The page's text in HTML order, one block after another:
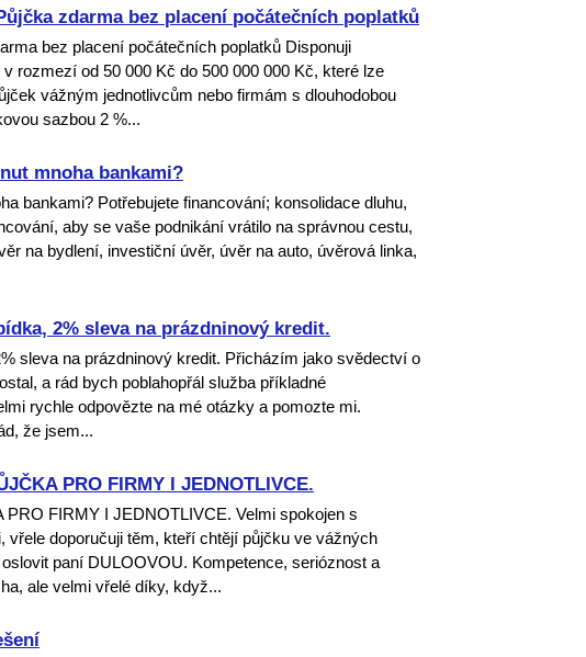
zdarma bez placení počátečních poplatků
bez placení počátečních poplatků Disponuji
rozmezí od 50 000 Kč do 500 000 000 Kč, které lze
vážným jednotlivcům nebo firmám s dlouhodobou
sazbou 2 %...
mnoha bankami?
bankami? Potřebujete financování; konsolidace dluhu,
aby se vaše podnikání vrátilo na správnou cestu,
na bydlení, investiční úvěr, úvěr na auto, úvěrová linka,
2% sleva na prázdninový kredit.
sleva na prázdninový kredit. Přicházím jako svědectví o
a rád bych poblahopřál služba příkladné
rychle odpovězte na mé otázky a pomozte mi.
že jsem...
PRO FIRMY I JEDNOTLIVCE.
PRO FIRMY I JEDNOTLIVCE. Velmi spokojen s
vřele doporučuji těm, kteří chtějí půjčku ve vážných
paní DULOOVOU. Kompetence, serióznost a
ale velmi vřelé díky, když...